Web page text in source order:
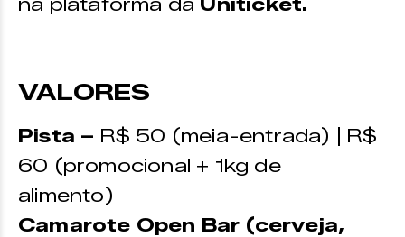
na plataforma da Uniticket.
VALORES
Pista – R$ 50 (meia-entrada) | R$
60 (promocional + 1kg de
alimento)
Camarote Open Bar (cerveja,